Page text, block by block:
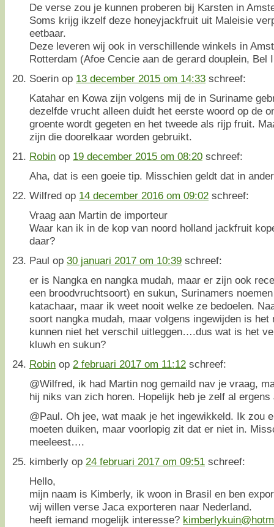
De verse zou je kunnen proberen bij Karsten in
Soms krijg ikzelf deze honeyjackfruit uit Maleisie
eetbaar.
Deze leveren wij ook in verschillende winkels in
Rotterdam (Afoe Cencie aan de gerard douplein, Bel
Soerin op 13 december 2015 om 14:33 schreef:
Katahar en Kowa zijn volgens mij de in Suriname
dezelfde vrucht alleen duidt het eerste woord op de
groente wordt gegeten en het tweede als rijp fruit.
zijn die doorelkaar worden gebruikt.
Robin op 19 december 2015 om 08:20 schreef:
Aha, dat is een goeie tip. Misschien geldt dat in
Wilfred op 14 december 2016 om 09:02 schreef:
Vraag aan Martin de importeur
Waar kan ik in de kop van noord holland jackfruit
daar?
Paul op 30 januari 2017 om 10:39 schreef:
er is Nangka en nangka mudah, maar er zijn ook
een broodvruchtsoort) en sukun, Surinamers
katachaar, maar ik weet nooit welke ze bedoelen.
soort nangka mudah, maar volgens ingewijden is het
kunnen niet het verschil uitleggen….dus wat is het
kluwh en sukun?
Robin op 2 februari 2017 om 11:12 schreef:
@Wilfred, ik had Martin nog gemaild nav je vraag,
hij niks van zich horen. Hopelijk heb je zelf al
@Paul. Oh jee, wat maak je het ingewikkeld. Ik zou
moeten duiken, maar voorlopig zit dat er niet in.
meeleest….
kimberly op 24 februari 2017 om 09:51 schreef:
Hello,
mijn naam is Kimberly, ik woon in Brasil en ben
wij willen verse Jaca exporteren naar Nederland.
heeft iemand mogelijk interesse?